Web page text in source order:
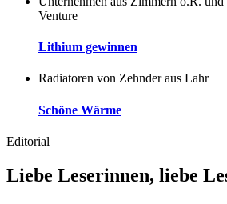
Venture
Lithium gewinnen
Radiatoren von Zehnder aus Lahr
Schöne Wärme
Editorial
Liebe Leserinnen, liebe